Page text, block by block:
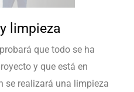
limpieza
que todo se ha
y que está en
se realizará una limpieza